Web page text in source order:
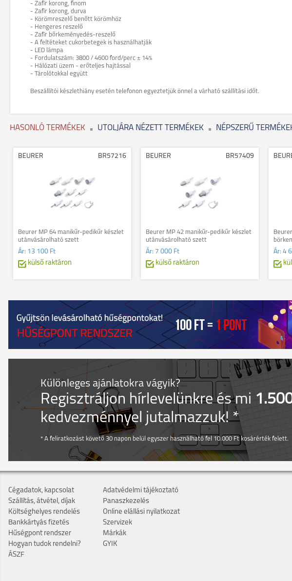
- Zafír korong, finom
- Zafír korong, durva
- Körömreszelő benőtt körömhöz
- Hengeres reszelő
- Zafír bőrkeményedés-reszelő
- A feltéteket cukorbetegek is használhatják
- LED lámpa
- Fordulatszám: 3800 / 4600 ford/perc ± 14%
- Hálózati üzem - erőteljes hajtással
- Tárolótokkal együtt
Beszállítói készlethiány esetén telefonon egyeztetjük önnel a várható szállítási időt.
HASONLÓ TERMÉKEK UTOLJÁRA NÉZETT TERMÉKEK NÉPSZERŰ
BEURER BR57216
Beurer MP 64 manikűr-pedikűr készlet
utánvásárolható szett
Ár: 13 100 Ft
külső raktáron
BEURER BR57409
Beurer MP 42 manikűr-pedikűr készlet
utánvásárolható szett
Ár: 7 000 Ft
külső raktáron
Ár: 4
Különleges ajánlatokra vágyik?
Regisztráljon hírlevelünkre és mi
kedvezménnyel jutalmazzuk! *
* A feliratkozást követő 30 napon belül egyszer használható fel 10.000 Ft kosárérték felett.
Cégadatok, kapcsolat
Szállítás, átvétel, díjak
Költséghelyes rendelés
Bankkártyás fizetés
Hűségpont rendszer
Hogyan tudok rendelni?
ÁSZF
Adatvédelmi tájékoztató
Panaszkezelés
Online elállási nyilatkozat
Szervizek
Márkák
GYIK